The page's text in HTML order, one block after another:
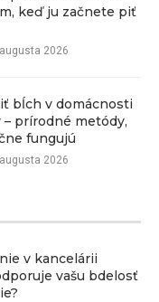
keď ju začnete piť
2026
bĺch v domácnosti
– prírodné metódy,
fungujú
2026
v kancelárii
vašu bdelosť